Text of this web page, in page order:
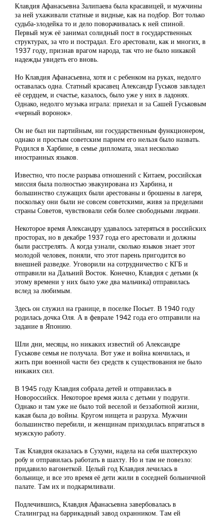
Клавдия Афанасьевна Залипаева была красавицей, и мужчины
за ней ухаживали статные и видные, как на подбор. Вот только
судьба-злодейка то и дело поворачивалась к ней спиной.
Первый муж её занимал солидный пост в государственных
структурах, за что и пострадал. Его арестовали, как и многих, в
1937 году, признав врагом народа, так что не было никакой
надежды увидеть его вновь.
Но Клавдия Афанасьевна, хотя и с ребенком на руках, недолго
оставалась одна. Статный красавец Александр Гуськов завладел
её сердцем, и счастье, казалось, было уже у них в ладонях.
Однако, недолго музыка играла: приехал и за Сашей Гуськовым
«черный воронок».
Он не был ни партийным, ни государственным функционером,
однако и простым советским парнем его нельзя было назвать.
Родился в Харбине, в семье дипломата, знал несколько
иностранных языков.
Известно, что после разрыва отношений с Китаем, российская
миссия была полностью эвакуирована из Харбина, и
большинство служащих были арестованы и брошены в лагеря,
поскольку они были не совсем советскими, живя за пределами
страны Советов, чувствовали себя более свободными людьми.
Некоторое время Александру удавалось затеряться в российских
просторах, но в декабре 1937 года его арестовали и должны
были расстрелять. А когда узнали, сколько языков знает этот
молодой человек, поняли, что этот парень пригодится во
внешней разведке. Уговорили на сотрудничество с КГБ и
отправили на Дальний Восток. Конечно, Клавдия с детьми (к
этому времени у них было уже два мальчика) отправилась
вслед за любимым.
Здесь он служил на границе, в поселке Посьет. В 1940 году
родилась дочка Оля. А в феврале 1942 года его отправили на
задание в Японию.
Шли дни, месяцы, но никаких известий об Александре
Гуськове семья не получала. Вот уже и война кончилась, и
жить при военной части без средств к существования не было
никаких сил.
В 1945 году Клавдия собрала детей и отправилась в
Новороссийск. Некоторое время жила с детьми у подруги.
Однако и там уже не было той веселой и беззаботной жизни,
какая была до войны. Кругом нищета и разруха. Мужчин
большинство перебили, и женщинам приходилась впрягаться в
мужскую работу.
Так Клавдия оказалась в Сухуми, надела на себя шахтерскую
робу и отправилась работать в шахту. Но и там не повезло:
придавило вагонеткой. Целый год Клавдия лечилась в
больнице, и все это время её дети жили в соседней больничной
палате. Там их и подкармливали.
Подлечившись, Клавдия Афанасьевна завербовалась в
Сталинград на баррикадный завод охранником. Там ей